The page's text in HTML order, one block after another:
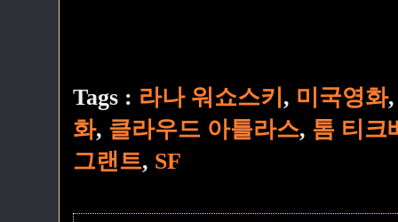
Tags : 라나 워쇼스키 , 미국영화
화, 클라우드 아틀라스, 톰 티크
그랜트, SF